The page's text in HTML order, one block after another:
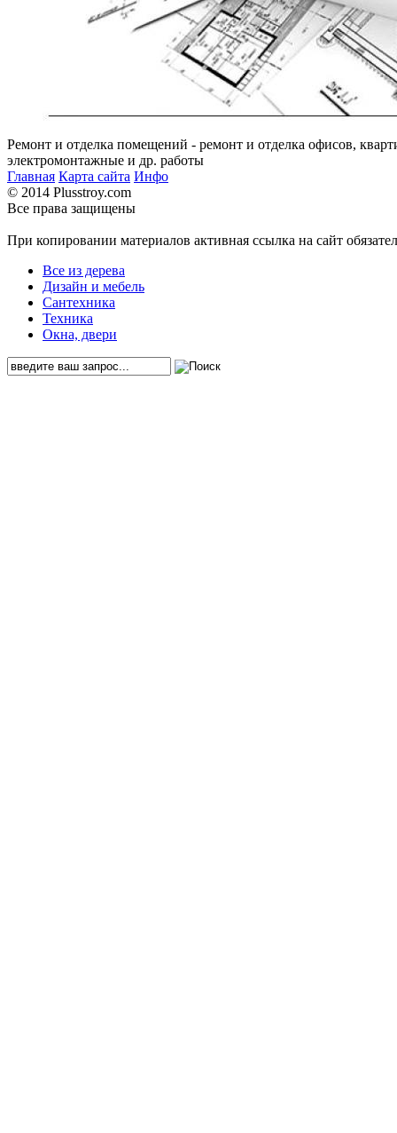
Ремонт и отделка помещений - ремонт и отделка офисов,
электромонтажные и др. работы
Главная Карта сайта Инфо
© 2014 Plusstroy.com
Все права защищены
При копировании материалов активная ссылка на сайт
Все из дерева
Дизайн и мебель
Сантехника
Техника
Окна, двери